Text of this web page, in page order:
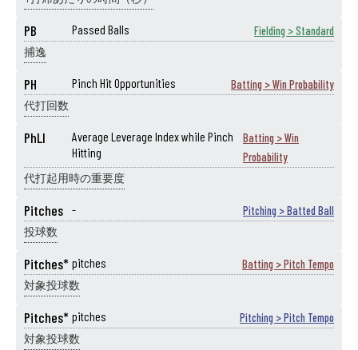
PB Passed Balls Fielding > Standard
捕逸
PH Pinch Hit Opportunities Batting > Win Probability
代打回数
PhLI
Average Leverage Index while Pinch
Hitting
Batting > Win
Probability
代打起用時の重要度
Pitches - Pitching > Batted Ball
投球数
Pitches* pitches Batting > Pitch Tempo
対象投球数
Pitches* pitches Pitching > Pitch Tempo
対象投球数